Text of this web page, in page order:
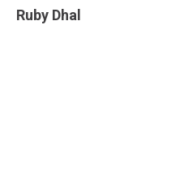
Ruby Dhal